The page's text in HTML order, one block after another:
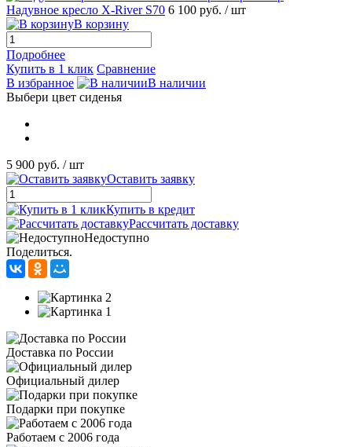
Надувное кресло X-River S70 6 100 руб. / шт
В корзину
Подробнее
Купить в 1 клик Сравнение
В избранное
В наличии
Выбери цвет сиденья
5 900 руб. / шт
Оставить заявку
Купить в кредит
Рассчитать доставку
Недоступно
Поделиться.
Доставка по России
Официальный дилер
Подарки при покупке
Работаем с 2006 года